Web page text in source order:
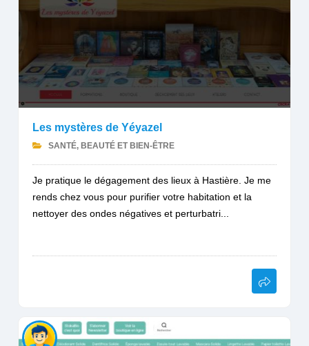
Les mystères de Yéyazel
SANTÉ, BEAUTÉ ET BIEN-ÊTRE
Je pratique le dégagement des lieux à Hastière. Je me
rends chez vous pour purifier votre habitation et la
nettoyer des ondes négatives et perturbatri...